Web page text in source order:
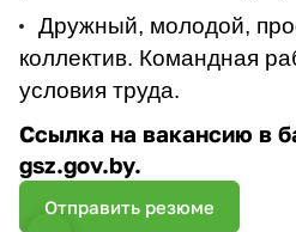
Дружный, молодой,
коллектив. Командная
условия труда.
Ссылка на вакансию в
gsz.gov.by.
Отправить резюме
Настройки файлов cookie